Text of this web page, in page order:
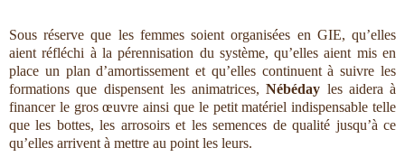
Sous réserve que les femmes soient organisées en GIE, qu’elles
aient réfléchi à la pérennisation du système, qu’elles aient mis en
place un plan d’amortissement et qu’elles continuent à suivre les
formations que dispensent les animatrices,Nébéday les aidera à
financer le gros œuvre ainsi que le petit matériel indispensable telle
que les bottes, les arrosoirs et les semences de qualité jusqu’à ce
qu’elles arrivent à mettre au point les leurs.